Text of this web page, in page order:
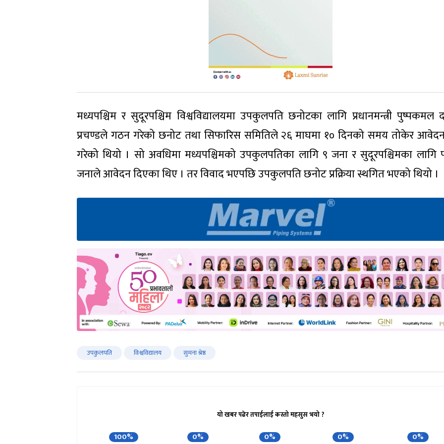
मध्यपश्चिम र सुदूरपश्चिम विश्वविद्यालयमा उपकुलपति छनोटका लागि प्रधानमन्त्री पुष्पकमल
प्रचण्डले गठन गरेको छनोट तथा सिफारिस समितिले २६ माघमा १० दिनको समय तोकेर
गरेको थियो । सो अवधिमा मध्यपश्चिमको उपकुलपतिका लागि ९ जना र सुदूरपश्चिमका लागि
जनाले आवेदन दिएका थिए । तर विवाद भएपछि उपकुलपति छनोट प्रक्रिया स्थगित भएको थियो ।
उपकुलपति विश्वविद्यालय सुमना श्रेष्ठ
यो खबर पढेर तपाईलाई कस्तो महसुस भयो ?
100% 0% 0% 0% 0%